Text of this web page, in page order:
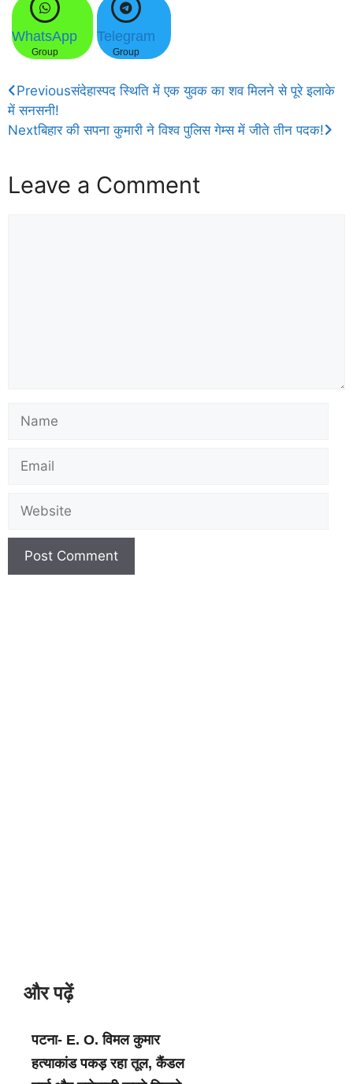
WhatsApp
Group
Telegram
Group
Previousसंदेहास्पद स्थिति में एक युवक का शव मिलने से पूरे इलाके
में सनसनी!
Nextबिहार की सपना कुमारी ने विश्व पुलिस गेम्स में जीते तीन पदक!
Leave a Comment
और पढ़ें
पटना- E. O. विमल कुमार
हत्याकांड पकड़ रहा तूल, कैंडल